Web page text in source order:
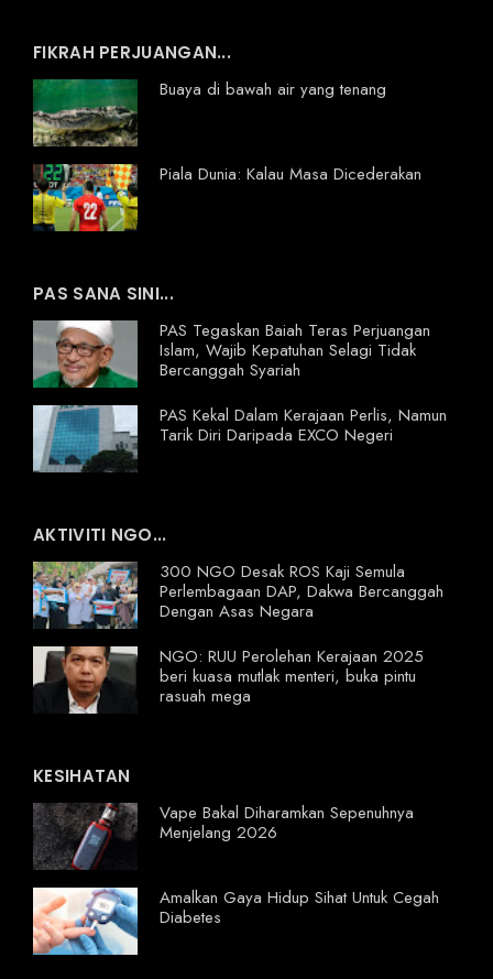
FIKRAH PERJUANGAN...
Buaya di bawah air yang tenang
Piala Dunia: Kalau Masa Dicederakan
PAS SANA SINI...
PAS Tegaskan Baiah Teras Perjuangan
Islam, Wajib Kepatuhan Selagi Tidak
Bercanggah Syariah
PAS Kekal Dalam Kerajaan Perlis, Namun
Tarik Diri Daripada EXCO Negeri
AKTIVITI NGO...
300 NGO Desak ROS Kaji Semula
Perlembagaan DAP, Dakwa Bercanggah
Dengan Asas Negara
NGO: RUU Perolehan Kerajaan 2025
beri kuasa mutlak menteri, buka pintu
rasuah mega
KESIHATAN
Vape Bakal Diharamkan Sepenuhnya
Menjelang 2026
Amalkan Gaya Hidup Sihat Untuk Cegah
Diabetes